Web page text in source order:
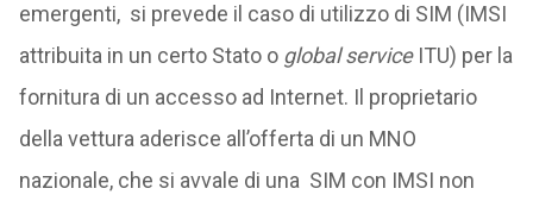
emergenti, si prevede il caso di utilizzo di SIM (IMSI
attribuita in un certo Stato o global serviceITU) per la
fornitura di un accesso ad Internet. Il proprietario
della vettura aderisce all’offerta di un MNO
nazionale, che si avvale di una SIM con IMSI non